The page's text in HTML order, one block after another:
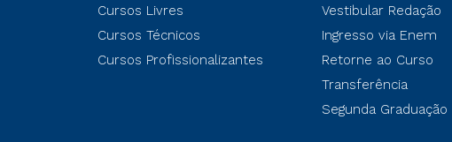
Cursos Livres
Cursos Técnicos
Cursos Profissionalizantes
Vestibular Redação
Ingresso via Enem
Retorne ao Curso
Transferência
Segunda Graduação